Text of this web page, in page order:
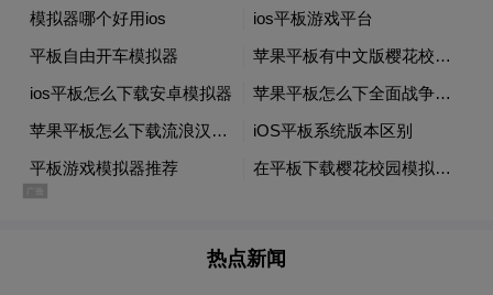
坚。7月4日17时，全部受灾城镇恢复正常供
电，当日24时，偏远地区最后一户停电用户
顺利复电。
热点新闻